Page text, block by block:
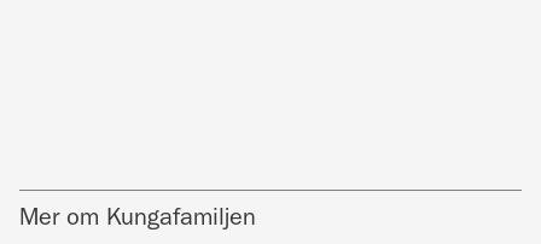
Mer om Kungafamiljen